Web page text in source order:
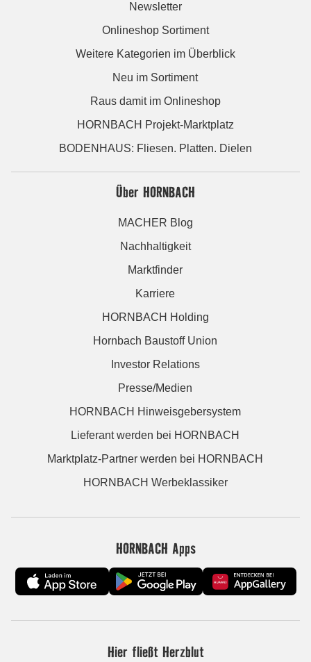
Newsletter
Onlineshop Sortiment
Weitere Kategorien im Überblick
Neu im Sortiment
Raus damit im Onlineshop
HORNBACH Projekt-Marktplatz
BODENHAUS: Fliesen. Platten. Dielen
Über HORNBACH
MACHER Blog
Nachhaltigkeit
Marktfinder
Karriere
HORNBACH Holding
Hornbach Baustoff Union
Investor Relations
Presse/Medien
HORNBACH Hinweisgebersystem
Lieferant werden bei HORNBACH
Marktplatz-Partner werden bei HORNBACH
HORNBACH Werbeklassiker
HORNBACH Apps
Hier fließt Herzblut